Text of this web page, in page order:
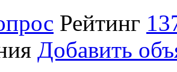
Рейтинг
Добавить